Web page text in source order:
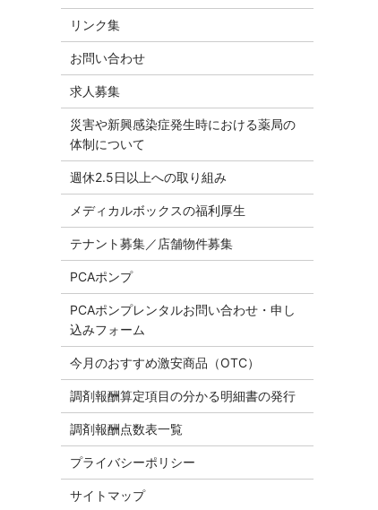
リンク集
お問い合わせ
求人募集
災害や新興感染症発生時における薬局の
体制について
週休2.5日以上への取り組み
メディカルボックスの福利厚生
テナント募集／店舗物件募集
PCAポンプ
PCAポンプレンタルお問い合わせ・申し
込みフォーム
今月のおすすめ激安商品（OTC）
調剤報酬算定項目の分かる明細書の発行
調剤報酬点数表一覧
プライバシーポリシー
サイトマップ